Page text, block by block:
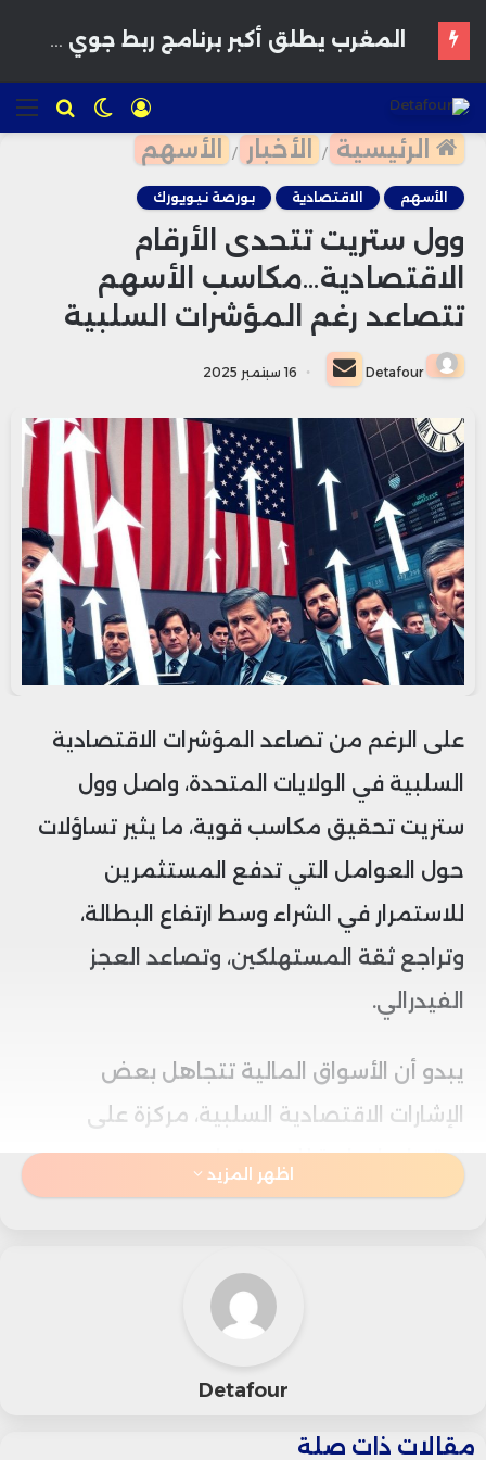
للبحث الوضع
المظلم
تسجيل
الدخول
الرئيسية / الأخبار / الأسهم
الأسهم الاقتصادية بورصة نيويورك
وول ستريت تتحدى الأرقام
الاقتصادية…مكاسب الأسهم
تتصاعد رغم المؤشرات السلبية
Detafour
أرسل
بريدا
إلكترونيا
16 سبتمبر 2025
على الرغم من تصاعد المؤشرات الاقتصادية
السلبية في الولايات المتحدة، واصل وول
ستريت تحقيق مكاسب قوية، ما يثير تساؤلات
حول العوامل التي تدفع المستثمرين
للاستمرار في الشراء وسط ارتفاع البطالة،
وتراجع ثقة المستهلكين، وتصاعد العجز
الفيدرالي.
يبدو أن الأسواق المالية تتجاهل بعض
الإشارات الاقتصادية السلبية، مركزة على
توقعات إيجابية للمستقبل.
ألف وظيفة فقط في أغسطس، منخفضًا
البطالة إلى 4.3%، وهو الأعلى منذ نحو أربع
سنوات.
اظهر المزيد
Detafour
مقالات ذات صلة